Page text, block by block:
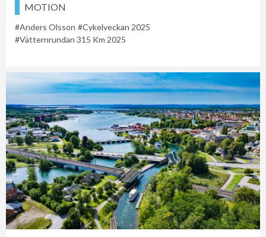
MOTION
Anders Olsson
Cykelveckan 2025
Vätternrundan 315 Km 2025